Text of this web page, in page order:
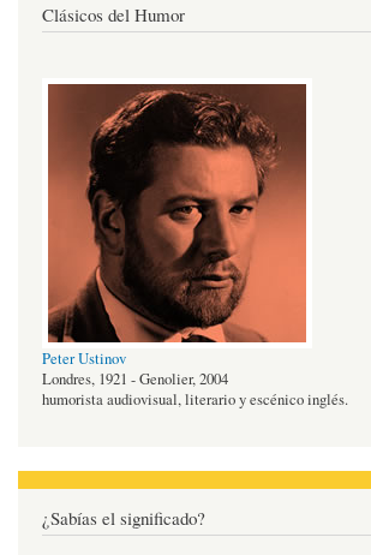
Clásicos del Humor
Peter Ustinov
Londres, 1921 - Genolier, 2004
humorista audiovisual, literario y escénico inglés.
¿Sabías el significado?